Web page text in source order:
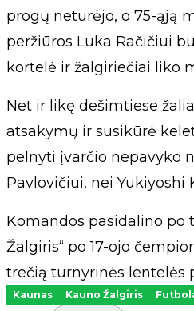
progų neturėjo, o 75-ąją
peržiūros Luka Račičiui
kortelė ir žalgiriečiai liko
Net ir likę dešimtiese
atsakymų ir susikūrė
pelnyti įvarčio nepavyko
Pavlovičiui, nei Yukiyoshi
Komandos pasidalino po
Žalgiris“ po 17-ojo
trečią turnyrinės lentelės
Kaunas Kauno Žalgiris